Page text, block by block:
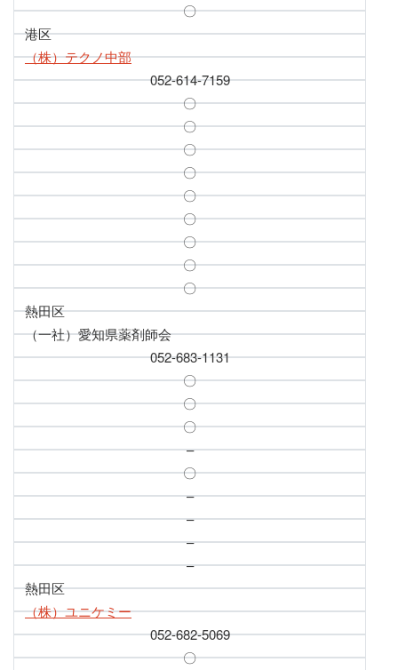
〇
港区
（株）テクノ中部
052-614-7159
〇
〇
〇
〇
〇
〇
〇
〇
〇
熱田区
（一社）愛知県薬剤師会
052-683-1131
〇
〇
〇
–
〇
–
–
–
–
熱田区
（株）ユニケミー
052-682-5069
〇